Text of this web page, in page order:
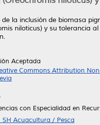
de la inclusión de biomasa
niloticus) y su tolerancia
Aceptada
Commons Attribution
con Especialidad en
Acuacultura / Pesca